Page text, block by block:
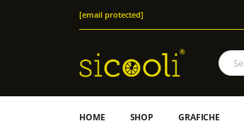
[email protected]
HOME SHOP GRAFICHE